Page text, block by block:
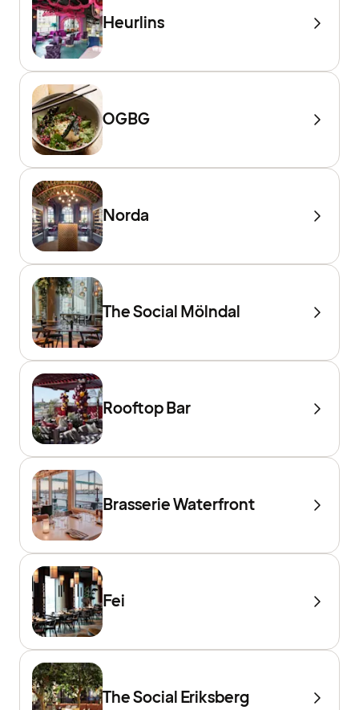
Heurlins
OGBG
Norda
The Social Mölndal
Rooftop Bar
Brasserie Waterfront
Fei
The Social Eriksberg